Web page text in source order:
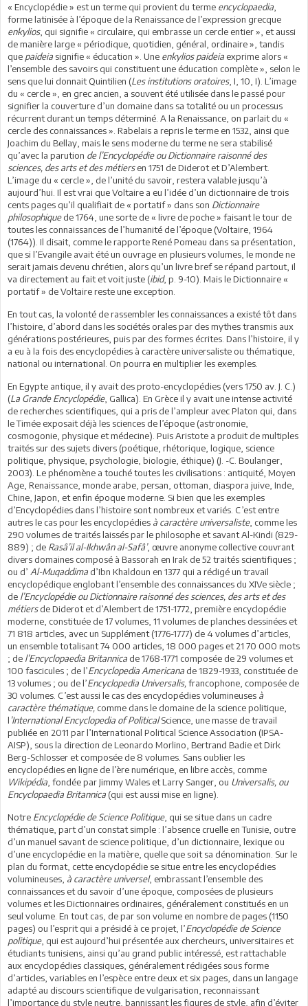
« Encyclopédie » est un terme qui provient du terme encyclopaedia
forme latinisée à l’époque de la Renaissance de l’expression grecque
enkylios, qui signifie « circulaire, qui embrasse un cercle entier », et aussi
de manière large « périodique, quotidien, général, ordinaire », tandis
que paideia signifie « éducation ». Une enkylios paideia exprime alors «
l’ensemble des savoirs qui constituent une éducation complète », selon le
sens que lui donnait Quintilien (Les institutions oratoires, I, 10, I). L’image
du « cercle », en grec ancien, a souvent été utilisée dans le passé pour
signifier la couverture d’un domaine dans sa totalité ou un processus
récurrent durant un temps déterminé. A la Renaissance, on parlait du «
cercle des connaissances ». Rabelais a repris le terme en 1532, ainsi que
Joachim du Bellay, mais le sens moderne du terme ne sera stabilisé
qu’avec la parution de l’Encyclopédie ou Dictionnaire raisonné des
sciences, des arts et des métiersen 1751 de Diderot et D’Alembert.
L’image du « cercle », de l’unité du savoir, restera valable jusqu’à
aujourd’hui. Il est vrai que Voltaire a eu l’idée d’un dictionnaire de trois
cents pages qu’il qualifiait de « portatif » dans son Dictionnaire
philosophiquede 1764, une sorte de « livre de poche » faisant le tour de
toutes les connaissances de l’humanité de l’époque (Voltaire, 1964
(1764)). Il disait, comme le rapporte René Pomeau dans sa présentation,
que si l’Evangile avait été un ouvrage en plusieurs volumes, le monde ne
serait jamais devenu chrétien, alors qu’un livre bref se répand partout, il
va directement au fait et voit juste (ibid, p. 9-10). Mais le Dictionnaire «
portatif » de Voltaire reste une exception.
En tout cas, la volonté de rassembler les connaissances a existé tôt dans
l’histoire, d’abord dans les sociétés orales par des mythes transmis aux
générations postérieures, puis par des formes écrites. Dans l’histoire, il y
a eu à la fois des encyclopédies à caractère universaliste ou thématique,
national ou international. On pourra en multiplier les exemples.
En Egypte antique, il y avait des proto-encyclopédies (vers 1750 av. J. C.)
(La Grande Encyclopédie, Gallica). En Grèce il y avait une intense activité
de recherches scientifiques, qui a pris de l’ampleur avec Platon qui, dans
le Timée exposait déjà les sciences de l’époque (astronomie,
cosmogonie, physique et médecine). Puis Aristote a produit de multiples
traités sur des sujets divers (poétique, rhétorique, logique, science
politique, physique, psychologie, biologie, éthique) (J. -C. Boulanger,
2003). Le phénomène a touché toutes les civilisations : antiquité, Moyen
Age, Renaissance, monde arabe, persan, ottoman, diaspora juive, Inde,
Chine, Japon, et enfin époque moderne. Si bien que les exemples
d’Encyclopédies dans l’histoire sont nombreux et variés. C’est entre
autres le cas pour les encyclopédies à caractère universaliste, comme les
290 volumes de traités laissés par le philosophe et savant Al-Kindi (829-
889) ; de Rasâ’il al-Ikhwân al-Safâ’, œuvre anonyme collective couvrant
divers domaines composé à Bassorah en Irak de 52 traités scientifiques ;
ou d’ Al-Muqaddima d’Ibn Khaldoun en 1377 qui a rédigé un travail
encyclopédique englobant l’ensemble des connaissances du XIVe siècle ;
de l’Encyclopédie ou Dictionnaire raisonné des sciences, des arts et des
métiersde Diderot et d’Alembert de 1751-1772, première encyclopédie
moderne, constituée de 17 volumes, 11 volumes de planches dessinées et
71 818 articles, avec un Supplément (1776-1777) de 4 volumes d’articles,
un ensemble totalisant 74 000 articles, 18 000 pages et 21 70 000 mots
; de l’Encyclopaedia Britannica de 1768-1771 composée de 29 volumes et
100 fascicules ; de l’Encyclopedia Americana de 1829-1933, constituée de
13 volumes ; ou de l’Encyclopedia Universalis, francophone, composée de
30 volumes. C’est aussi le cas des encyclopédies volumineuses à
caractère thématique, comme dans le domaine de la science politique,
l ’International Encyclopedia of PoliticalScience, une masse de travail
publiée en 2011 par l’International Political Science Association (IPSA-
AISP), sous la direction de Leonardo Morlino, Bertrand Badie et Dirk
Berg-Schlosser et composée de 8 volumes. Sans oublier les
encyclopédies en ligne de l’ère numérique, en libre accès, comme
Wikipédia , fondée par Jimmy Wales et Larry Sanger, ou Universalis, ou
Encyclopaedia Britannica (qui est aussi mise en ligne).
Notre Encyclopédie de Science Politique, qui se situe dans un cadre
thématique, part d’un constat simple : l’absence cruelle en Tunisie, outre
d’un manuel savant de science politique, d’un dictionnaire, lexique ou
d’une encyclopédie en la matière, quelle que soit sa dénomination. Sur le
plan du format, cette encyclopédie se situe entre les encyclopédies
volumineuses, à caractère universel, embrassant l’ensemble des
connaissances et du savoir d’une époque, composées de plusieurs
volumes et les Dictionnaires ordinaires, généralement constitués en un
seul volume. En tout cas, de par son volume en nombre de pages (1150
pages) ou l’esprit qui a présidé à ce projet, l’Encyclopédie de Science
politique, qui est aujourd’hui présentée aux chercheurs, universitaires et
étudiants tunisiens, ainsi qu’au grand public intéressé, est rattachable
aux encyclopédies classiques, généralement rédigées sous forme
d’articles, variables en l’espèce entre deux et six pages, dans un langage
adapté au discours scientifique de vulgarisation, reconnaissant
l’importance du style neutre, bannissant les figures de style, afin d’éviter